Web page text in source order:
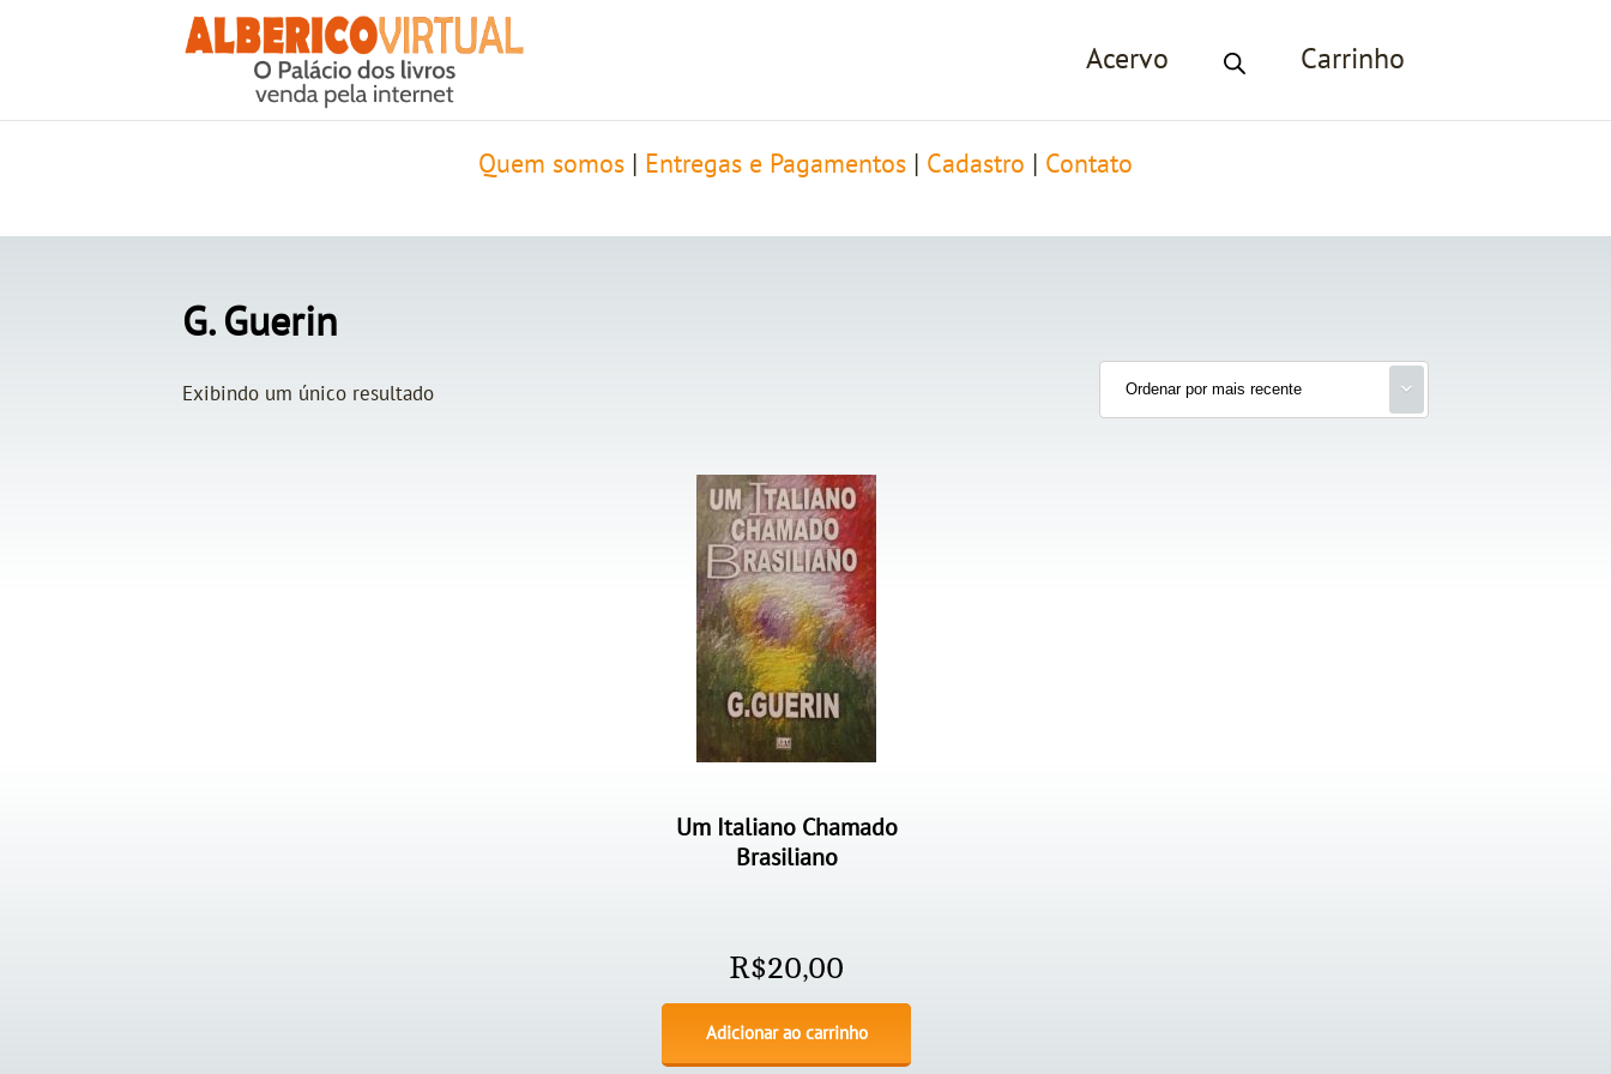
Acervo Carrinho
Quem somos Entregas e Pagamentos Cadastro Contato
G. Guerin
Exibindo um único resultado
Um Italiano Chamado
Brasiliano
R$20,00
Adicionar ao carrinho